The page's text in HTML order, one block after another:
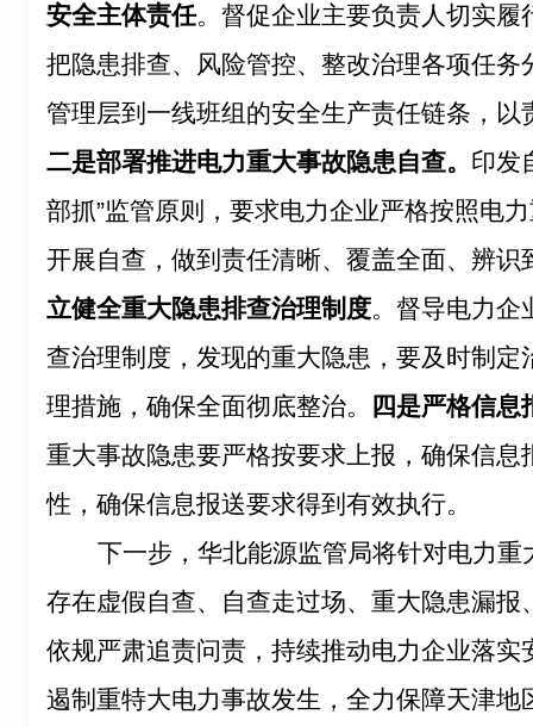
安全主体责任。督促企业主要负责人切实履
把隐患排查、风险管控、整改治理各项任
管理层到一线班组的安全生产责任链条，
二是部署推进电力重大事故隐患自查。 印发
部抓”监管原则，要求电力企业严格按照电
开展自查，做到责任清晰、覆盖全面、辨识
立健全重大隐患排查治理制度。督导电力企
查治理制度，发现的重大隐患，要及时制
理措施，确保全面彻底整治。
四是严格信息
重大事故隐患要严格按要求上报，确保信
性，确保信息报送要求得到有效执行。
下一步，华北能源监管局将针对电力
存在虚假自查、自查走过场、重大隐患漏
依规严肃追责问责，持续推动电力企业落
遏制重特大电力事故发生，全力保障天津